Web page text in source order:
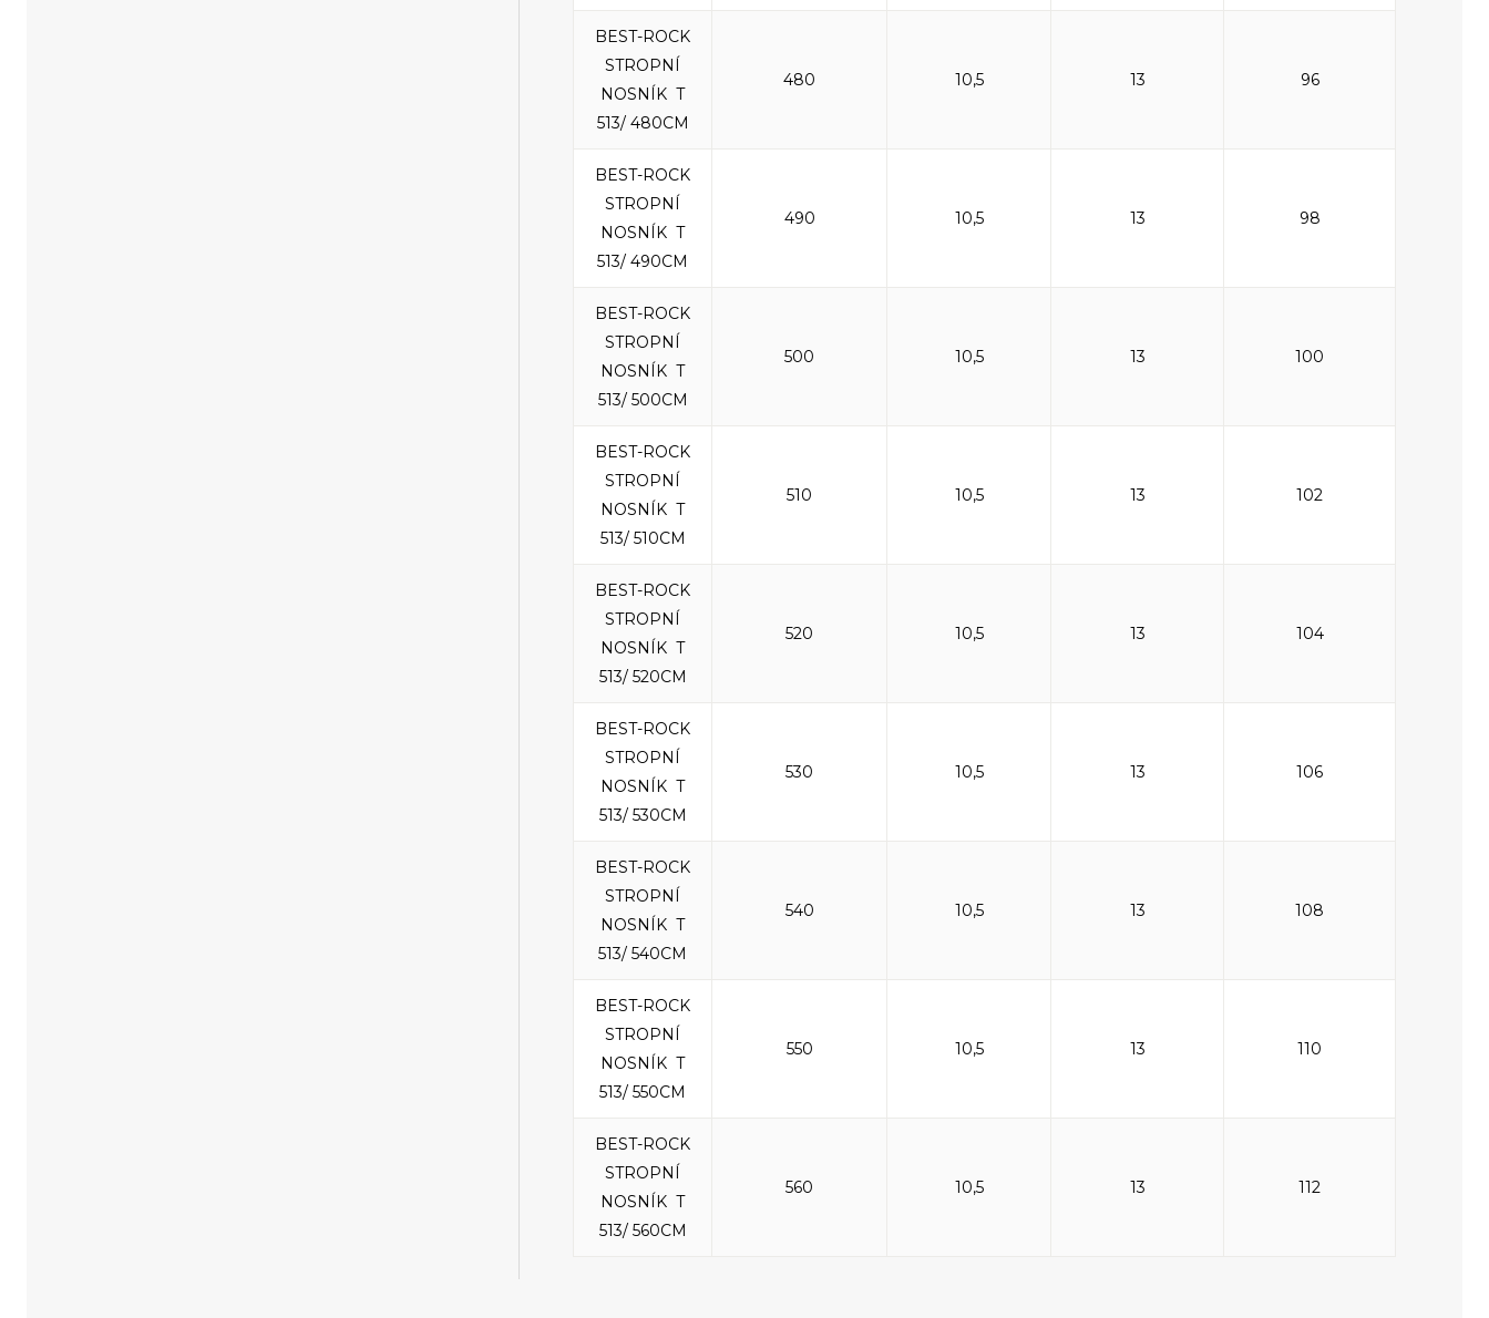
BEST-ROCK
STROPNÍ
NOSNÍK T
513/ 480CM
480 10,5 13 96
BEST-ROCK
STROPNÍ
NOSNÍK T
513/ 490CM
490 10,5 13 98
BEST-ROCK
STROPNÍ
NOSNÍK T
513/ 500CM
500 10,5 13 100
BEST-ROCK
STROPNÍ
NOSNÍK T
513/ 510CM
510 10,5 13 102
BEST-ROCK
STROPNÍ
NOSNÍK T
513/ 520CM
520 10,5 13 104
BEST-ROCK
STROPNÍ
NOSNÍK T
513/ 530CM
530 10,5 13 106
BEST-ROCK
STROPNÍ
NOSNÍK T
513/ 540CM
540 10,5 13 108
BEST-ROCK
STROPNÍ
NOSNÍK T
513/ 550CM
550 10,5 13 110
BEST-ROCK
STROPNÍ
NOSNÍK T
513/ 560CM
560 10,5 13 112